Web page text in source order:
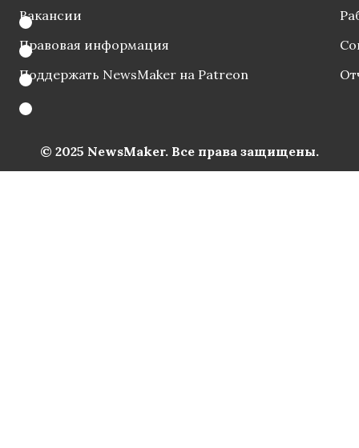
Вакансии
Правовая информация
Поддержать NewsMaker на Patreon
© 2025 NewsMaker. Все права защищены.